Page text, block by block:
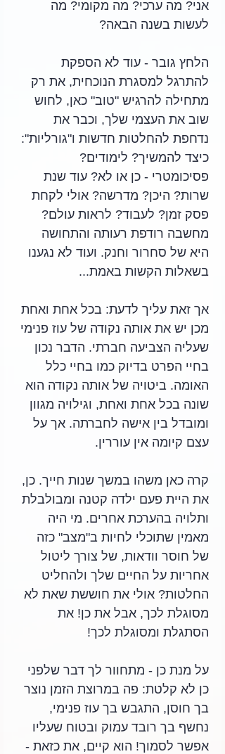
אני? מה ערכי? מה מקומי? מה
לעשות בשנה הבאה?
הלחץ גובר - עוד לא הספקת
להתרגל למסגרת הנוכחית, את רק
מתחילה להרגיש "טוב" כאן, לחוש
שוב את העצמי שלך, וכבר את
נדחפת להחלטות חדשות ו"גורליות":
כיצד להמשיך? לימודים?
פסיכומטרי - כן או לא? עוד שנת
שרות? היכן? מדרשה? אולי לקחת
פסק זמן? לעבוד? לראות עולם?
מחשבה רודפת רעותה והתחושה
היא של סחרור וחנק. ועוד לא נגענו
בשאלות הקשות באמת...
אך זאת עליך לדעת: בכל אחת ואחת
מכן יש את אותה נקודה של עוז פנימי
שעליה הצביעה חברתי. הדבר נכון
בחיי הפרט בדיוק כמו בחיי כלל
האומה. ביטויה של אותה נקודה הוא
שונה בכל אחת ואחת, וגילויה מגוון
ומובדל בין אישה לחברתה. אך על
עצם קיומה אין עוררין.
קרה כאן משהו במשך שנות חייך. כן,
את היית פעם ילדה קטנה ומבולבלת
ותלויה בהערכת אחרים. מי היה
מאמין שתוכלי לחיות ב"מצב" כזה
של חוסר וודאות, של צורך ליטול
אחריות על החיים שלך ולהחליט
החלטות? אולי את חוששת שאת לא
מסוגלת לכך, אבל את כן! את
הסתגלת ומסוגלת לכך!
על מנת כן - מתחוור לך דבר שלפני
כן לא קלטת: פה במרוצת הזמן נוצר
בך חוסן, התגבש בך עוז פנימי,
נחשף בך רובד עמוק ובטוח שעליו
אפשר לסמוך! הוא קיים, את כזאת -